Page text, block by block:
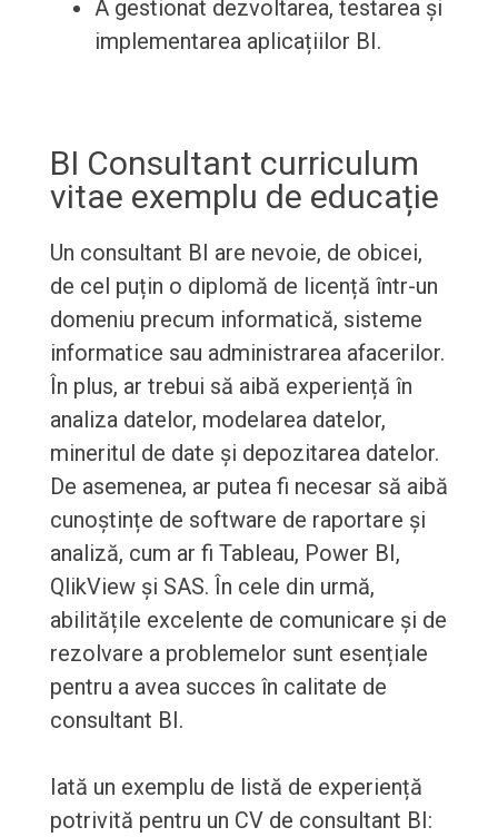
A gestionat dezvoltarea, testarea și
implementarea aplicațiilor BI.
BI Consultant curriculum
vitae exemplu de educație
Un consultant BI are nevoie, de obicei,
de cel puțin o diplomă de licență într-un
domeniu precum informatică, sisteme
informatice sau administrarea afacerilor.
În plus, ar trebui să aibă experiență în
analiza datelor, modelarea datelor,
mineritul de date și depozitarea datelor.
De asemenea, ar putea fi necesar să aibă
cunoștințe de software de raportare și
analiză, cum ar fi Tableau, Power BI,
QlikView și SAS. În cele din urmă,
abilitățile excelente de comunicare și de
rezolvare a problemelor sunt esențiale
pentru a avea succes în calitate de
consultant BI.
Iată un exemplu de listă de experiență
potrivită pentru un CV de consultant BI: